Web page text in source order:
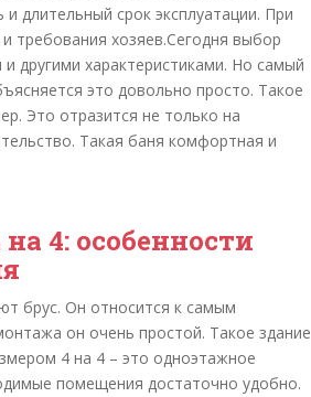
длительный срок эксплуатации. При
требования хозяев.Сегодня выбор
другими характеристиками. Но самый
это довольно просто. Такое
Это отразится не только на
Такая баня комфортная и
4: особенности
брус. Он относится к самым
он очень простой. Такое здание
4 на 4 – это одноэтажное
помещения достаточно удобно.